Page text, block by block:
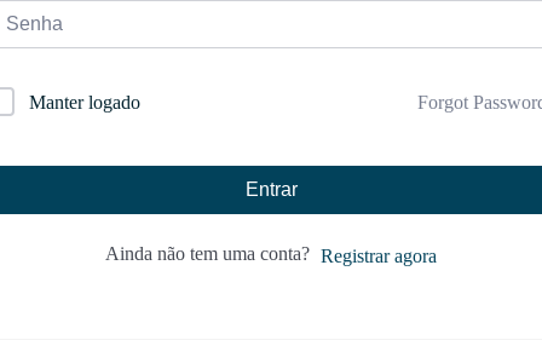
Manter logado Forgot
Entrar
Ainda não tem uma conta? Registrar agora